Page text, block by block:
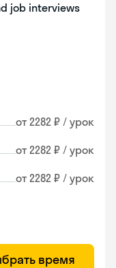
job interviews
от 2282 ₽ / урок
от 2282 ₽ / урок
от 2282 ₽ / урок
время